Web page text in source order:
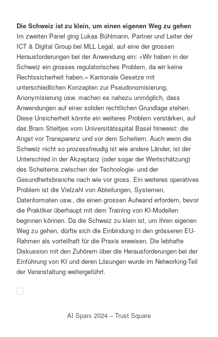
Die Schweiz ist zu klein, um einen eigenen Weg zu gehen
Im zweiten Panel ging Lukas Bühlmann, Partner und Leiter der
ICT & Digital Group bei MLL Legal, auf eine der grossen
Herausforderungen bei der Anwendung ein: «Wir haben in der
Schweiz ein grosses regulatorisches Problem, da wir keine
Rechtssicherheit haben.» Kantonale Gesetze mit
unterschiedlichen Konzepten zur Pseudonomisierung,
Anonymisierung usw. machen es nahezu unmöglich, dass
Anwendungen auf einer soliden rechtlichen Grundlage stehen.
Diese Unsicherheit könnte ein weiteres Problem verstärken, auf
das Bram Stieltjes vom Universitätsspital Basel hinweist: die
Angst vor Transparenz und vor dem Scheitern. Auch wenn die
Schweiz nicht so prozessfreudig ist wie andere Länder, ist der
Unterschied in der Akzeptanz (oder sogar der Wertschätzung)
des Scheiterns zwischen der Technologie- und der
Gesundheitsbranche nach wie vor gross. Ein weiteres operatives
Problem ist die Vielzahl von Abteilungen, Systemen,
Datenformaten usw., die einen grossen Aufwand erfordern, bevor
die Praktiker überhaupt mit dem Training von KI-Modellen
beginnen können. Da die Schweiz zu klein ist, um ihren eigenen
Weg zu gehen, dürfte sich die Einbindung in den grösseren EU-
Rahmen als vorteilhaft für die Praxis erweisen. Die lebhafte
Diskussion mit den Zuhörern über die Herausforderungen bei der
Einführung von KI und deren Lösungen wurde im Networking-Teil
der Veranstaltung weitergeführt.
AI Sparx 2024 – Trust Square